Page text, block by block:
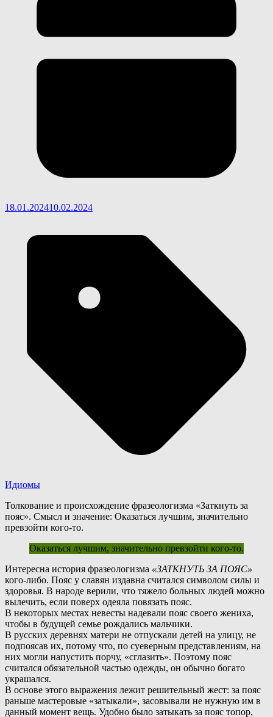
18.01.202410.02.2024
Идиомы
Толкование и происхождение фразеологизма «Заткнуть за
пояс». Смысл и значение: Оказаться лучшим, значительно
превзойти кого-то.
Оказаться лучшим, значительно превзойти кого-то.
Интересна история фразеологизма «ЗАТКНУТЬ ЗА ПОЯС»
кого-либо. Пояс у славян издавна считался символом силы и
здоровья. В народе верили, что тяжело больных людей можно
вылечить, если поверх одеяла повязать пояс.
В некоторых местах невесты надевали пояс своего жениха,
чтобы в будущей семье рождались мальчики.
В русских деревнях матери не отпускали детей на улицу, не
подпоясав их, потому что, по суеверным представлениям, на
них могли напустить порчу, «сглазить». Поэтому пояс
считался обязательной частью одежды, он обычно богато
украшался.
В основе этого выражения лежит решительный жест: за пояс
раньше мастеровые «затыкали», засовывали не нужную им в
данный момент вещь. Удобно было затыкать за пояс топор,